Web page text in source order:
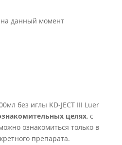
данный момент
без иглы KD-JECT III Luer
целях, с
ознакомиться только в
препарата.